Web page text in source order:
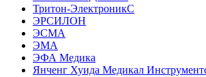
Тритон-ЭлектроникС
ЭРСИЛОН
ЭСМА
ЭМА
ЭФА Медика
Янченг Хуида Медикал